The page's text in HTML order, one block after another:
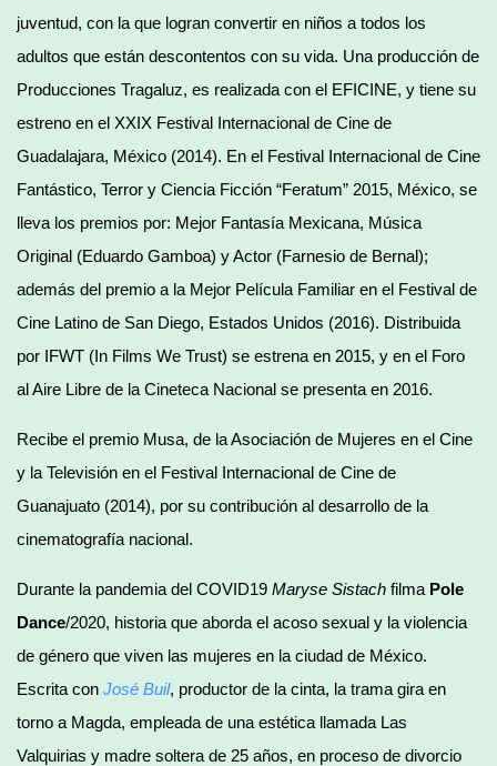
juventud, con la que logran convertir en niños a todos los
adultos que están descontentos con su vida. Una producción de
Producciones Tragaluz, es realizada con el EFICINE, y tiene su
estreno en el XXIX Festival Internacional de Cine de
Guadalajara, México (2014). En el Festival Internacional de Cine
Fantástico, Terror y Ciencia Ficción “Feratum” 2015, México, se
lleva los premios por: Mejor Fantasía Mexicana, Música
Original (Eduardo Gamboa) y Actor (Farnesio de Bernal);
además del premio a la Mejor Película Familiar en el Festival de
Cine Latino de San Diego, Estados Unidos (2016). Distribuida
por IFWT (In Films We Trust) se estrena en 2015, y en el Foro
al Aire Libre de la Cineteca Nacional se presenta en 2016.
Recibe el premio Musa, de la Asociación de Mujeres en el Cine
y la Televisión en el Festival Internacional de Cine de
Guanajuato (2014), por su contribución al desarrollo de la
cinematografía nacional.
Durante la pandemia del COVID19 Maryse Sistach filma Pole
Dance/2020, historia que aborda el acoso sexual y la violencia
de género que viven las mujeres en la ciudad de México.
Escrita con José Buil, productor de la cinta, la trama gira en
torno a Magda, empleada de una estética llamada Las
Valquirias y madre soltera de 25 años, en proceso de divorcio